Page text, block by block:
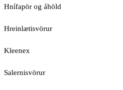
Hnífapör og áhöld
Hreinlætisvörur
Kleenex
Salernisvörur